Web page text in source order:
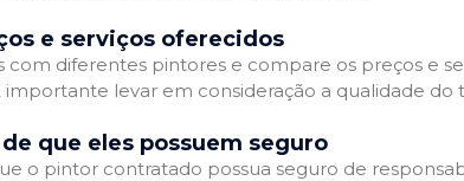
e serviços oferecidos
com diferentes pintores e compare os preços e
importante levar em consideração a qualidade
que eles possuem seguro
o pintor contratado possua seguro de